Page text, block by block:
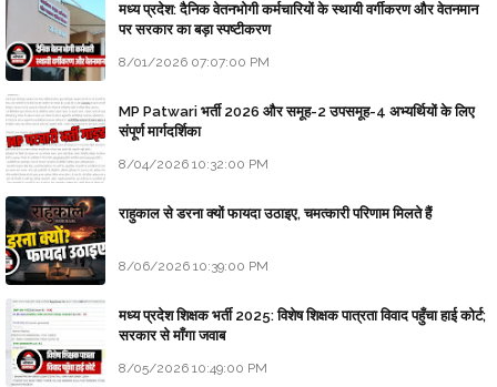
मध्य प्रदेश: दैनिक वेतनभोगी कर्मचारियों के स्थायी वर्गीकरण और वेतनमान
पर सरकार का बड़ा स्पष्टीकरण
8/01/2026 07:07:00 PM
MP Patwari भर्ती 2026 और समूह-2 उपसमूह-4 अभ्यर्थियों के लिए
संपूर्ण मार्गदर्शिका
8/04/2026 10:32:00 PM
राहुकाल से डरना क्यों फायदा उठाइए, चमत्कारी परिणाम मिलते हैं
8/06/2026 10:39:00 PM
मध्य प्रदेश शिक्षक भर्ती 2025: विशेष शिक्षक पात्रता विवाद पहुँचा हाई कोर्ट;
सरकार से माँगा जवाब
8/05/2026 10:49:00 PM